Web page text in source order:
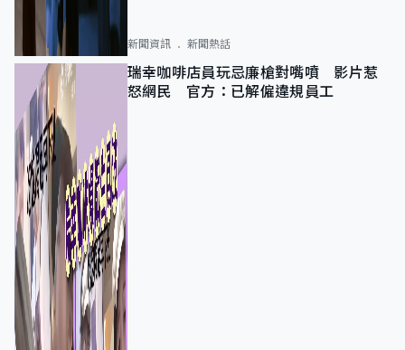
新聞資訊 新聞熱話
瑞幸咖啡店員玩忌廉槍對嘴噴 影片惹
怒網民 官方：已解僱違規員工